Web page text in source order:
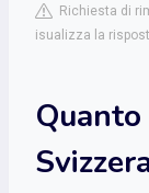
Richiesta di
isualizza la